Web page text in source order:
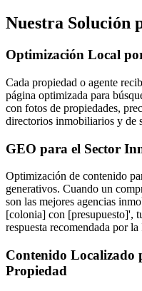
Nuestra Solución
Optimización Local
Cada propiedad o agente
página optimizada para
con fotos de propiedades,
directorios inmobiliarios y de
GEO para el Sector
Optimización de contenido
generativos. Cuando un
son las mejores agencias
[colonia] con [presupuesto]',
respuesta recomendada por
Contenido Localizado
Propiedad